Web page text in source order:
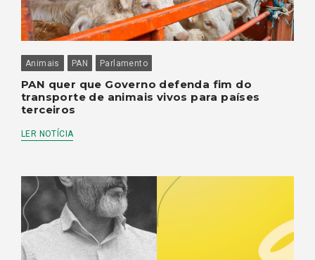
Animais PAN Parlamento
PAN quer que Governo defenda fim do
transporte de animais vivos para países
terceiros
LER NOTÍCIA